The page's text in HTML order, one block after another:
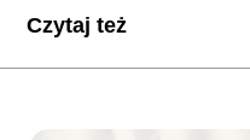
Czytaj też